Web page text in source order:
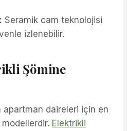
Seramik cam teknolojisi
izlenebilir.
Şömine
apartman daireleri için en
Elektrikli